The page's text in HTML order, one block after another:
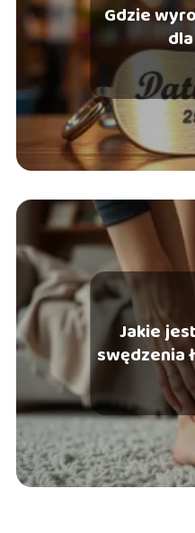
Gdzie
Jakie
swędzenia